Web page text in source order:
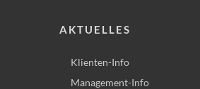
AKTUELLES
Klienten-Info
Management-Info